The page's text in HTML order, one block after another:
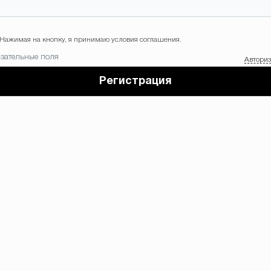
Нажимая на кнопку, я принимаю условия соглашения.
поля